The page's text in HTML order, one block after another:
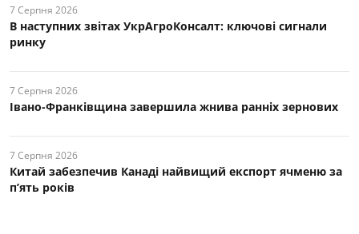
7 Серпня 2026
В наступних звітах УкрАгроКонсалт: ключові cигнали
ринку
7 Серпня 2026
Івано-Франківщина завершила жнива ранніх зернових
7 Серпня 2026
Китай забезпечив Канаді найвищий експорт ячменю за
п’ять років